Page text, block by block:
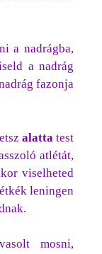
a nadrágba,
a nadrág
fazonja
alatta test
atlétát,
viselheted
leningen
mosni,